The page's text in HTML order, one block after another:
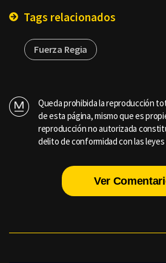
Tags relacionados
Fuerza Regia
Queda prohibida la reproducción
de esta página, mismo que es
reproducción no autorizada
delito de conformidad con las leyes
Ver